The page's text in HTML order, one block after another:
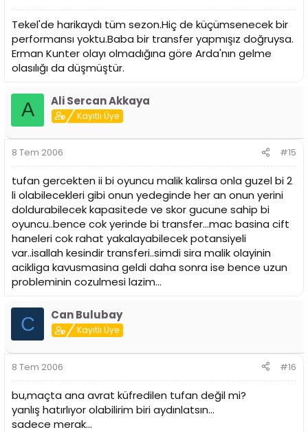
Tekel'de harikaydı tüm sezon.Hiç de küçümsenecek bir
performansı yoktu.Baba bir transfer yapmışız doğruysa.
Erman Kunter olayı olmadığına göre Arda'nın gelme
olasılığı da düşmüştür.
A Ali Sercan Akkaya
Kayıtlı Üye
8 Tem 2006 #15
tufan gercekten ii bi oyuncu malik kalirsa onla guzel bi 2
li olabilecekleri gibi onun yedeginde her an onun yerini
doldurabilecek kapasitede ve skor gucune sahip bi
oyuncu..bence cok yerinde bi transfer...mac basina cift
haneleri cok rahat yakalayabilecek potansiyeli
var..isallah kesindir transferi..simdi sira malik olayinin
acikliga kavusmasina geldi daha sonra ise bence uzun
probleminin cozulmesi lazim...
C Can Bulubay
Kayıtlı Üye
8 Tem 2006 #16
bu,maçta ana avrat küfredilen tufan değil mi?
yanlış hatırlıyor olabilirim biri aydınlatsın...
sadece merak...